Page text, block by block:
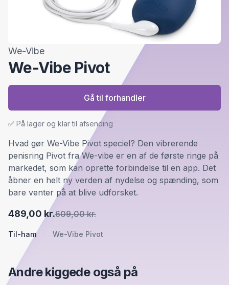
We-Vibe
We-Vibe Pivot
Til-ham We-Vibe Pivot
489,00 kr.609,00 kr.
Hvad gør We-Vibe Pivot speciel? Den vibrerende
penisring Pivot fra We-vibe er en af de første ringe på
markedet, som kan oprette forbindelse til en app. Det
åbner en helt ny verden af nydelse og spænding, som
bare venter på at blive udforsket.
✅ På lager og klar til afsending
Gå til forhandler
Andre kiggede også på